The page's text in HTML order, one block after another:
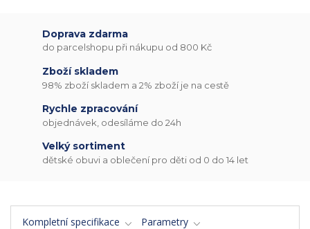
Doprava zdarma
do parcelshopu při nákupu od 800 Kč
Zboží skladem
98% zboží skladem a 2% zboží je na cestě
Rychle zpracování
objednávek, odesíláme do 24h
Velký sortiment
dětské obuvi a oblečení pro děti od 0 do 14 let
Kompletní specifikace
Parametry